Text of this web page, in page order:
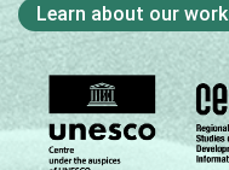
Learn about our work